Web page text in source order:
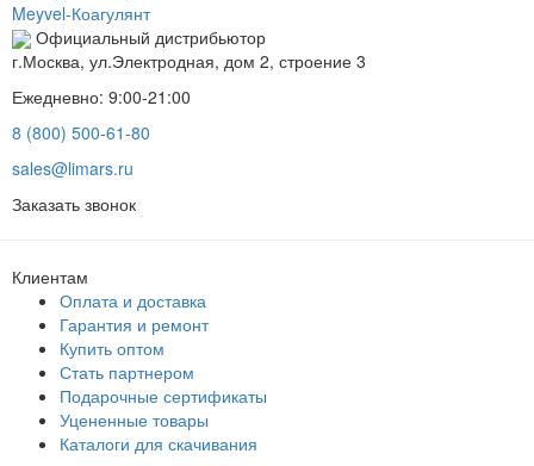
Meyvel-Коагулянт
Официальный дистрибьютор
г.Москва, ул.Электродная, дом 2, строение 3
Ежедневно: 9:00-21:00
8 (800) 500-61-80
sales@limars.ru
Заказать звонок
Клиентам
Оплата и доставка
Гарантия и ремонт
Купить оптом
Стать партнером
Подарочные сертификаты
Уцененные товары
Каталоги для скачивания